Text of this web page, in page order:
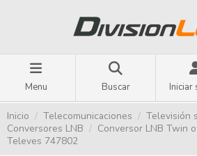
Menu Buscar Iniciar
Inicio Telecomunicaciones
Televisión
Conversores LNB
Conversor LNB Twin
Televes 747802